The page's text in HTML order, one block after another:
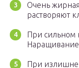
Очень
растворяют
При сильном
Наращивание
При излишне